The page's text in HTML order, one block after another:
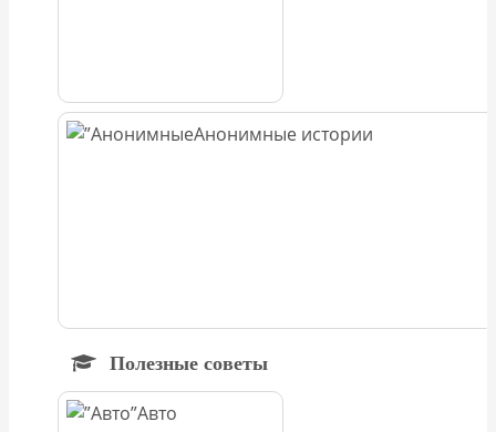
Анонимные истории
Полезные советы
Авто